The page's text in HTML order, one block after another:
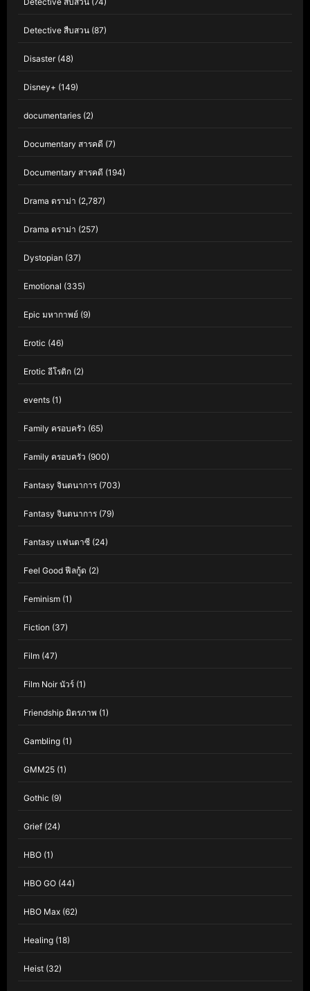
Detective สืบสวน (87)
Disaster(48)
Disney+ (149)
documentaries (2)
Documentary สารคดี (7)
Documentary สารคดี (194)
Drama ดราม่า (2,787)
Drama ดราม่า (257)
Dystopian (37)
Emotional (335)
Epic มหากาพย์ (9)
Erotic (46)
Erotic อีโรติก (2)
events (1)
Family ครอบครัว (65)
Family ครอบครัว (900)
Fantasy จินตนาการ (703)
Fantasy จินตนาการ (79)
Fantasy แฟนตาซี (24)
Feel Good ฟีลกู้ด (2)
Feminism (1)
Fiction (37)
Film (47)
Film Noir นัวร์ (1)
Friendship มิตรภาพ (1)
Gambling (1)
GMM25 (1)
Gothic (9)
Grief (24)
HBO (1)
HBO GO (44)
HBO Max (62)
Healing (18)
Heist (32)